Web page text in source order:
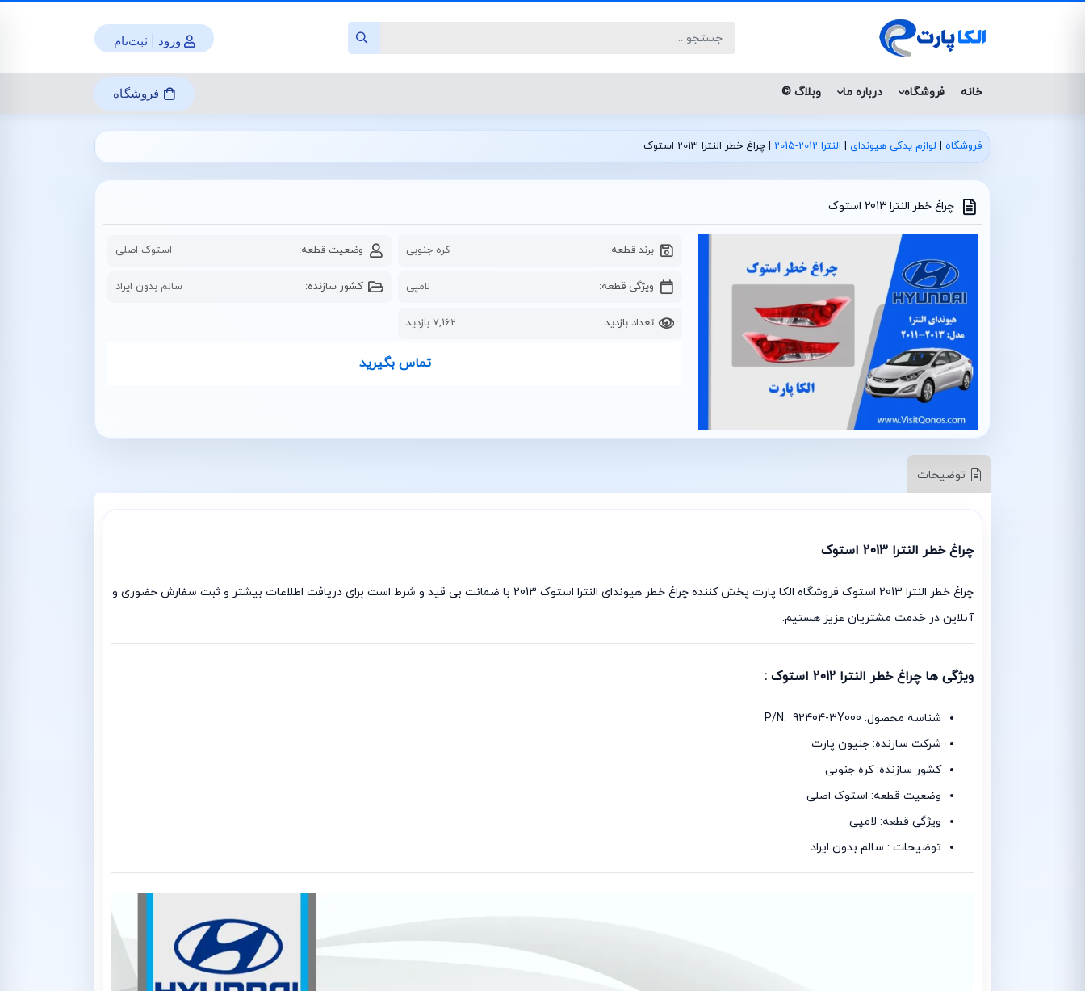
ورود | ثبت‌نام
خانه فروشگاه درباره ما وبلاگ © فروشگاه
فروشگاه | لوازم یدکی هیوندای | النترا 2012-2015 | چراغ خطر النترا 2013 استوک
چراغ خطر النترا 2013 استوک
برند قطعه: کره جنوبی وضعیت قطعه: استوک اصلی
ویژگی قطعه: لامپی کشور سازنده: سالم بدون ایراد
تعداد بازدید: 7,162 بازدید
تماس بگیرید
توضیحات
چراغ خطر النترا 2013 استوک
چراغ خطر النترا 2013 استوک فروشگاه الکا پارت پخش کننده چراغ خطر هیوندای النترا استوک 2013 با ضمانت بی قید و شرط است برای دریافت اطلاعات بیشتر و ثبت سفارش حضوری و
آنلاین در خدمت مشتریان عزیز هستیم.
ویژگی ها چراغ خطر النترا 2012 استوک :
شناسه محصول: P/N: 92404-3Y000
شرکت سازنده: جنیون پارت
کشور سازنده: کره جنوبی
وضعیت قطعه: استوک اصلی
ویژگی قطعه: لامپی
توضیحات : سالم بدون ایراد